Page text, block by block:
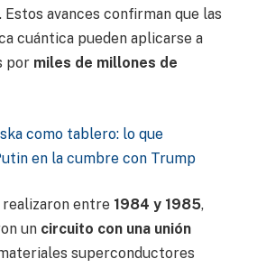
avances confirman que las
cuántica pueden aplicarse a
por miles de millones de
como tablero: lo que
en la cumbre con Trump
entre 1984 y 1985,
un circuito con una unión
superconductores